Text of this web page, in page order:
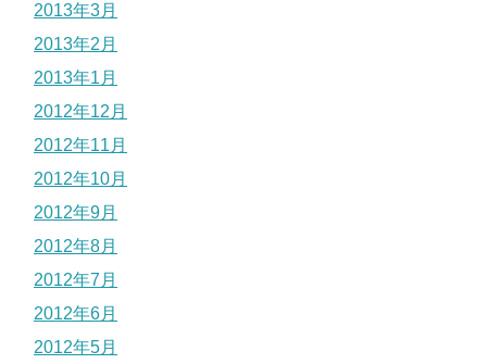
2013年3月
2013年2月
2013年1月
2012年12月
2012年11月
2012年10月
2012年9月
2012年8月
2012年7月
2012年6月
2012年5月